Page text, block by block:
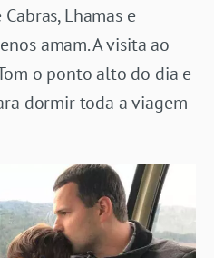
Lhamas e
amam. A visita ao
o ponto alto do dia e
dormir toda a viagem